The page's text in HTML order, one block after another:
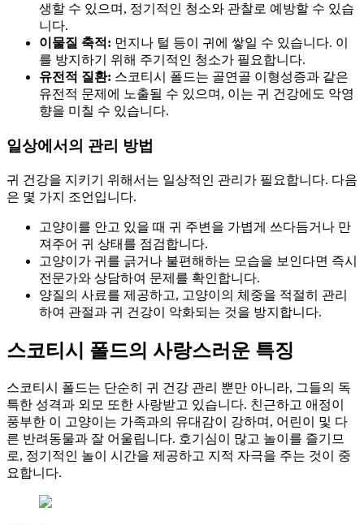
생할 수 있으며, 정기적인 청소와 관찰로 예방할 수 있습
니다.
이물질 축적: 먼지나 털 등이 귀에 쌓일 수 있습니다. 이
를 방지하기 위해 주기적인 청소가 필요합니다.
유전적 질환: 스코티시 폴드는 골연골 이형성증과 같은
유전적 문제에 노출될 수 있으며, 이는 귀 건강에도 악영
향을 미칠 수 있습니다.
일상에서의 관리 방법
귀 건강을 지키기 위해서는 일상적인 관리가 필요합니다. 다음
은 몇 가지 조언입니다.
고양이를 안고 있을 때 귀 주변을 가볍게 쓰다듬거나 만
져주어 귀 상태를 점검합니다.
고양이가 귀를 긁거나 불편해하는 모습을 보인다면 즉시
전문가와 상담하여 문제를 확인합니다.
양질의 사료를 제공하고, 고양이의 체중을 적절히 관리
하여 관절과 귀 건강이 악화되는 것을 방지합니다.
스코티시 폴드의 사랑스러운 특징
스코티시 폴드는 단순히 귀 건강 관리 뿐만 아니라, 그들의 독
특한 성격과 외모 또한 사랑받고 있습니다. 친근하고 애정이
풍부한 이 고양이는 가족과의 유대감이 강하며, 어린이 및 다
른 반려동물과 잘 어울립니다. 호기심이 많고 놀이를 즐기므
로, 정기적인 놀이 시간을 제공하고 지적 자극을 주는 것이 중
요합니다.